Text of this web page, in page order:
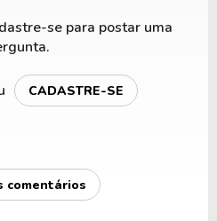
se para postar uma
CADASTRE-SE
comentários